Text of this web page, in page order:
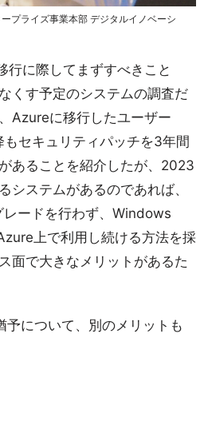
プライズ事業本部 デジタルイノベーシ
行に際してまずすべきこと
くす予定のシステムの調査だ
Azureに移行したユーザー
セキュリティパッチを3年間
あることを紹介したが、2023
システムがあるのであれば、
レードを行わず、Windows
上で利用し続ける方法を採
面で大きなメリットがあるた
予について、別のメリットも